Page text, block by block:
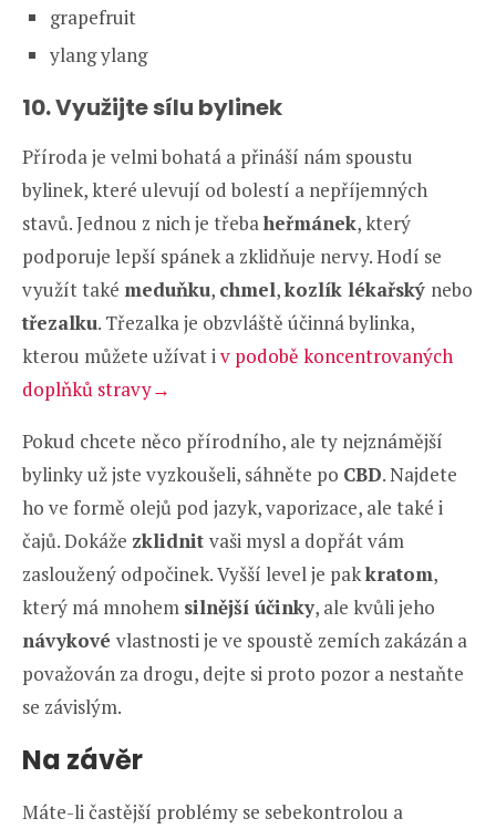
grapefruit
ylang ylang
10. Využijte sílu bylinek
Příroda je velmi bohatá a přináší nám spoustu
bylinek, které ulevují od bolestí a nepříjemných
stavů. Jednou z nich je třebaheřmánek, který
podporuje lepší spánek a zklidňuje nervy. Hodí se
využít také meduňku, chmel,kozlík lékařský nebo
třezalku. Třezalka je obzvláště účinná bylinka,
kterou můžete užívat iv podobě koncentrovaných
doplňků stravy→
Pokud chcete něco přírodního, ale ty nejznámější
bylinky už jste vyzkoušeli, sáhněte po CBD. Najdete
ho ve formě olejů pod jazyk, vaporizace, ale také i
čajů. Dokáže zklidnit vaši mysl a dopřát vám
zasloužený odpočinek. Vyšší level je pakkratom,
který má mnohem silnější účinky, ale kvůli jeho
návykové vlastnosti je ve spoustě zemích zakázán a
považován za drogu, dejte si proto pozor a nestaňte
se závislým.
Na závěr
Máte-li častější problémy se sebekontrolou a